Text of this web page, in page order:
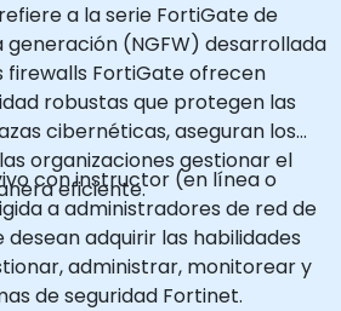
a la serie FortiGate de
generación (NGFW) desarrollada
firewalls FortiGate ofrecen
robustas que protegen las
cibernéticas, aseguran los
organizaciones gestionar el
eficiente.
con instructor (en línea o
a administradores de red de
adquirir las habilidades
administrar, monitorear y
de seguridad Fortinet.